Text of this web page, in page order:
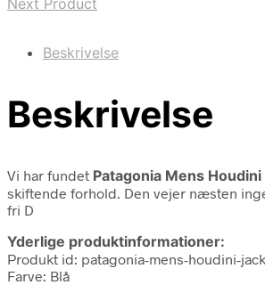
Beskrivelse
Beskrivelse
Vi har fundet Patagonia Mens
skiftende forhold. Den vejer næsten
fri D
Yderlige produktinformationer:
Produkt id: patagonia-mens-houdini-
Farve: Blå